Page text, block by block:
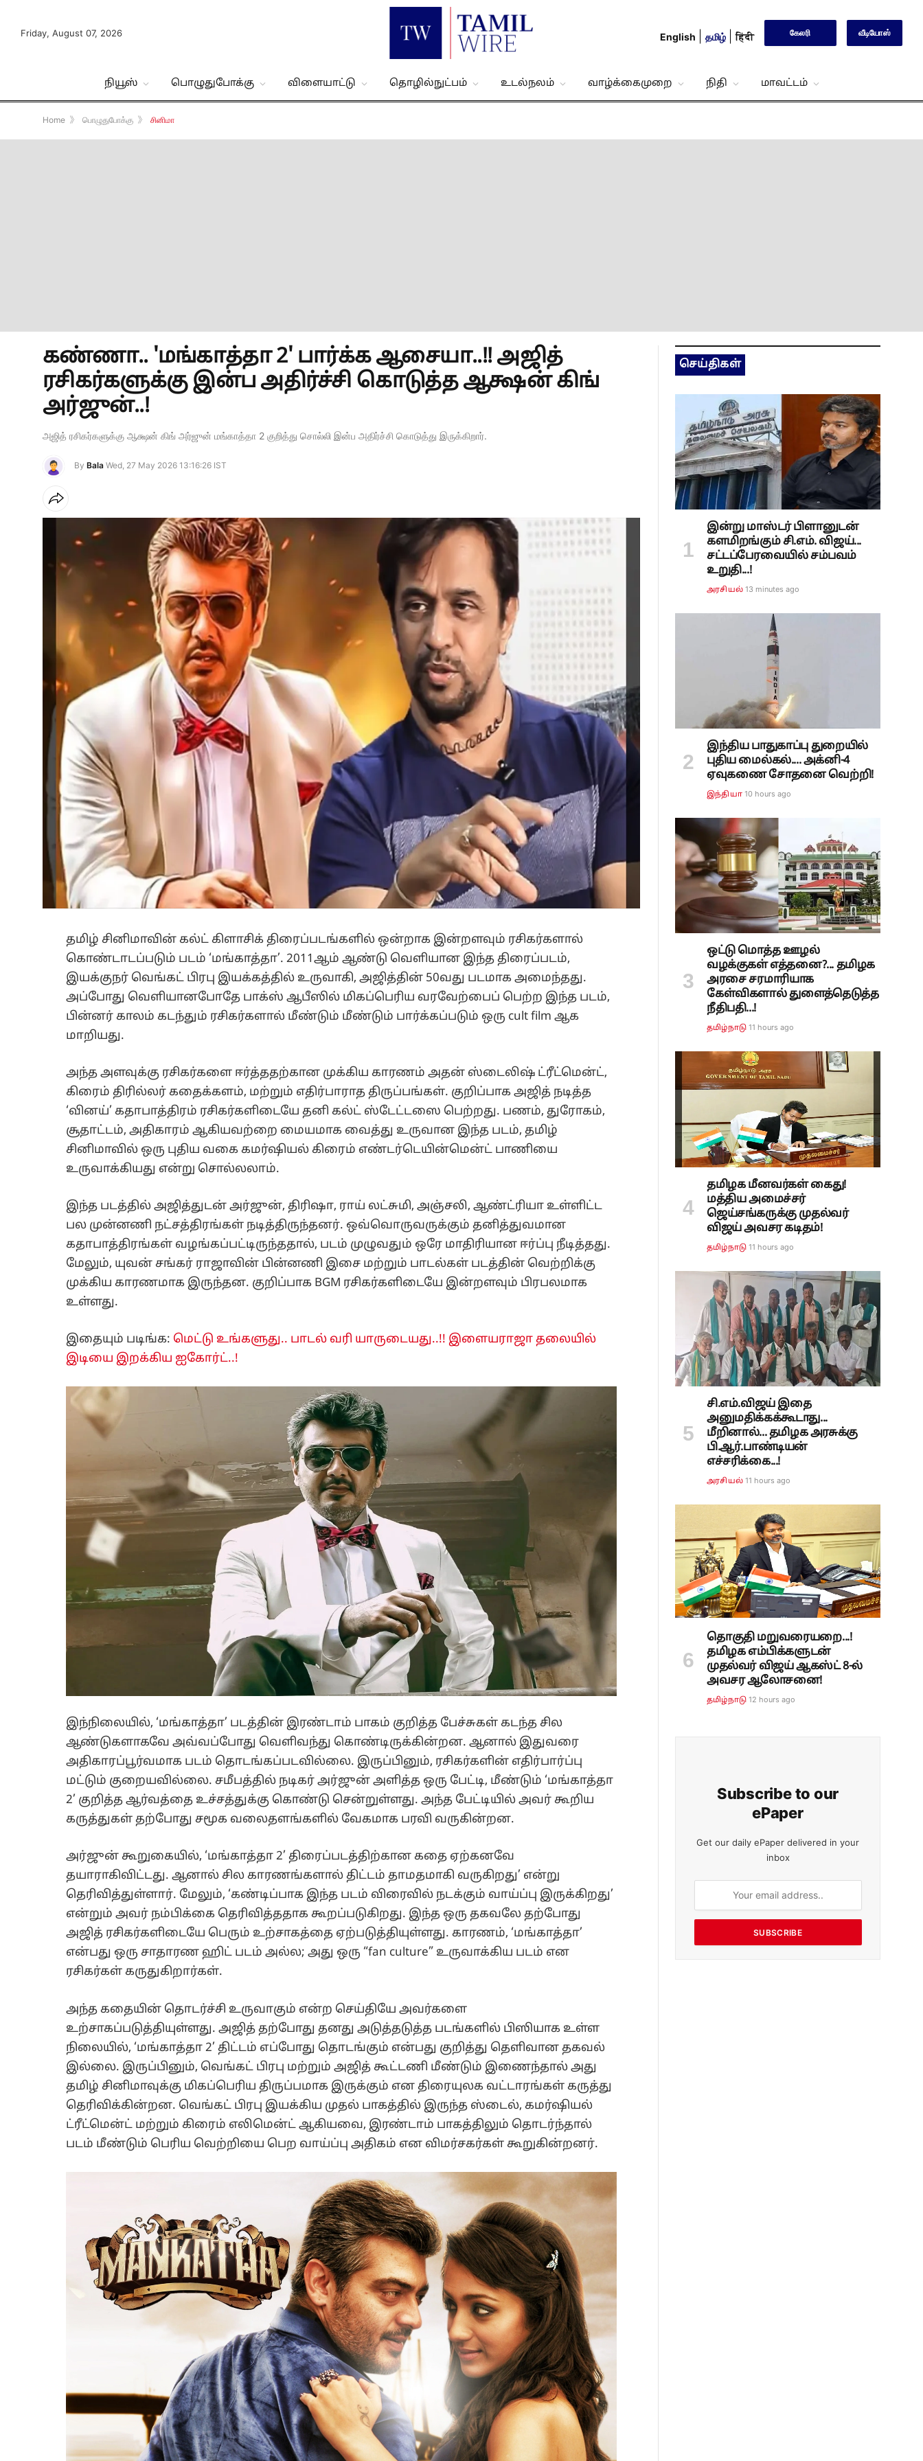
Friday, August 07, 2026 English தமிழ் हिंदी கேலரி வீடியோஸ்
நியூஸ் பொழுதுபோக்கு விளையாட்டு தொழில்நுட்பம் உடல்நலம் வாழ்க்கைமுறை நிதி மாவட்டம்
Home 》 பொழுதுபோக்கு 》 சினிமா
கண்ணா.. 'மங்காத்தா 2' பார்க்க ஆசையா..!! அஜித்
ரசிகர்களுக்கு இன்ப அதிர்ச்சி கொடுத்த ஆக்ஷன் கிங்
அர்ஜுன்..!
அஜித் ரசிகர்களுக்கு ஆக்ஷன் கிங் அர்ஜுன் மங்காத்தா 2 குறித்து சொல்லி இன்ப அதிர்ச்சி கொடுத்து இருக்கிறார்.
By Bala Wed, 27 May 2026 13:16:26 IST
தமிழ் சினிமாவின் கல்ட் கிளாசிக் திரைப்படங்களில் ஒன்றாக இன்றளவும் ரசிகர்களால்
கொண்டாடப்படும் படம் ‘மங்காத்தா’. 2011ஆம் ஆண்டு வெளியான இந்த திரைப்படம்,
இயக்குநர் வெங்கட் பிரபு இயக்கத்தில் உருவாகி, அஜித்தின் 50வது படமாக அமைந்தது.
அப்போது வெளியானபோதே பாக்ஸ் ஆபீஸில் மிகப்பெரிய வரவேற்பைப் பெற்ற இந்த படம்,
பின்னர் காலம் கடந்தும் ரசிகர்களால் மீண்டும் மீண்டும் பார்க்கப்படும் ஒரு cult film ஆக
மாறியது.
அந்த அளவுக்கு ரசிகர்களை ஈர்த்ததற்கான முக்கிய காரணம் அதன் ஸ்டைலிஷ் ட்ரீட்மென்ட்,
கிரைம் திரில்லர் கதைக்களம், மற்றும் எதிர்பாராத திருப்பங்கள். குறிப்பாக அஜித் நடித்த
‘வினய்’ கதாபாத்திரம் ரசிகர்களிடையே தனி கல்ட் ஸ்டேட்டஸை பெற்றது. பணம், துரோகம்,
சூதாட்டம், அதிகாரம் ஆகியவற்றை மையமாக வைத்து உருவான இந்த படம், தமிழ்
சினிமாவில் ஒரு புதிய வகை கமர்ஷியல் கிரைம் எண்டர்டெயின்மென்ட் பாணியை
உருவாக்கியது என்று சொல்லலாம்.
இந்த படத்தில் அஜித்துடன் அர்ஜுன், திரிஷா, ராய் லட்சுமி, அஞ்சலி, ஆண்ட்ரியா உள்ளிட்ட
பல முன்னணி நட்சத்திரங்கள் நடித்திருந்தனர். ஒவ்வொருவருக்கும் தனித்துவமான
கதாபாத்திரங்கள் வழங்கப்பட்டிருந்ததால், படம் முழுவதும் ஒரே மாதிரியான ஈர்ப்பு நீடித்தது.
மேலும், யுவன் சங்கர் ராஜாவின் பின்னணி இசை மற்றும் பாடல்கள் படத்தின் வெற்றிக்கு
முக்கிய காரணமாக இருந்தன. குறிப்பாக BGM ரசிகர்களிடையே இன்றளவும் பிரபலமாக
உள்ளது.
இதையும் படிங்க: மெட்டு உங்களுது.. பாடல் வரி யாருடையது..!! இளையராஜா தலையில்
இடியை இறக்கிய ஐகோர்ட்..!
இந்நிலையில், ‘மங்காத்தா’ படத்தின் இரண்டாம் பாகம் குறித்த பேச்சுகள் கடந்த சில
ஆண்டுகளாகவே அவ்வப்போது வெளிவந்து கொண்டிருக்கின்றன. ஆனால் இதுவரை
அதிகாரப்பூர்வமாக படம் தொடங்கப்படவில்லை. இருப்பினும், ரசிகர்களின் எதிர்பார்ப்பு
மட்டும் குறையவில்லை. சமீபத்தில் நடிகர் அர்ஜுன் அளித்த ஒரு பேட்டி, மீண்டும் ‘மங்காத்தா
2’ குறித்த ஆர்வத்தை உச்சத்துக்கு கொண்டு சென்றுள்ளது. அந்த பேட்டியில் அவர் கூறிய
கருத்துகள் தற்போது சமூக வலைதளங்களில் வேகமாக பரவி வருகின்றன.
அர்ஜுன் கூறுகையில், ‘மங்காத்தா 2’ திரைப்படத்திற்கான கதை ஏற்கனவே
தயாராகிவிட்டது. ஆனால் சில காரணங்களால் திட்டம் தாமதமாகி வருகிறது’ என்று
தெரிவித்துள்ளார். மேலும், ‘கண்டிப்பாக இந்த படம் விரைவில் நடக்கும் வாய்ப்பு இருக்கிறது’
என்றும் அவர் நம்பிக்கை தெரிவித்ததாக கூறப்படுகிறது. இந்த ஒரு தகவலே தற்போது
அஜித் ரசிகர்களிடையே பெரும் உற்சாகத்தை ஏற்படுத்தியுள்ளது. காரணம், ‘மங்காத்தா’
என்பது ஒரு சாதாரண ஹிட் படம் அல்ல; அது ஒரு “fan culture” உருவாக்கிய படம் என
ரசிகர்கள் கருதுகிறார்கள்.
அந்த கதையின் தொடர்ச்சி உருவாகும் என்ற செய்தியே அவர்களை
உற்சாகப்படுத்தியுள்ளது. அஜித் தற்போது தனது அடுத்தடுத்த படங்களில் பிஸியாக உள்ள
நிலையில், ‘மங்காத்தா 2’ திட்டம் எப்போது தொடங்கும் என்பது குறித்து தெளிவான தகவல்
இல்லை. இருப்பினும், வெங்கட் பிரபு மற்றும் அஜித் கூட்டணி மீண்டும் இணைந்தால் அது
தமிழ் சினிமாவுக்கு மிகப்பெரிய திருப்பமாக இருக்கும் என திரையுலக வட்டாரங்கள் கருத்து
தெரிவிக்கின்றன. வெங்கட் பிரபு இயக்கிய முதல் பாகத்தில் இருந்த ஸ்டைல், கமர்ஷியல்
ட்ரீட்மென்ட் மற்றும் கிரைம் எலிமென்ட் ஆகியவை, இரண்டாம் பாகத்திலும் தொடர்ந்தால்
படம் மீண்டும் பெரிய வெற்றியை பெற வாய்ப்பு அதிகம் என விமர்சகர்கள் கூறுகின்றனர்.
செய்திகள்
இன்று மாஸ்டர் பிளானுடன்
களமிறங்கும் சி.எம். விஜய்...
சட்டப்பேரவையில் சம்பவம்
உறுதி...!
அரசியல் 13 minutes ago
இந்திய பாதுகாப்பு துறையில்
புதிய மைல்கல்.... அக்னி-4
ஏவுகணை சோதனை வெற்றி!
இந்தியா 10 hours ago
ஒட்டு மொத்த ஊழல்
வழக்குகள் எத்தனை?... தமிழக
அரசை சரமாரியாக
கேள்விகளால் துளைத்தெடுத்த
நீதிபதி...!
தமிழ்நாடு 11 hours ago
தமிழக மீனவர்கள் கைது!
மத்திய அமைச்சர்
ஜெய்சங்கருக்கு முதல்வர்
விஜய் அவசர கடிதம்!
தமிழ்நாடு 11 hours ago
சி.எம்.விஜய் இதை
அனுமதிக்கக்கூடாது...
மீறினால்... தமிழக அரசுக்கு
பி.ஆர்.பாண்டியன்
எச்சரிக்கை...!
அரசியல் 11 hours ago
தொகுதி மறுவரையறை...!
தமிழக எம்பிக்களுடன்
முதல்வர் விஜய் ஆகஸ்ட் 8-ல்
அவசர ஆலோசனை!
தமிழ்நாடு 12 hours ago
Subscribe to our
ePaper
Get our daily ePaper delivered in your
inbox
SUBSCRIBE